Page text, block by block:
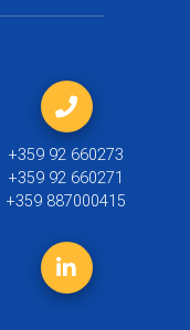
+359 92 660273
+359 92 660271
+359 887000415